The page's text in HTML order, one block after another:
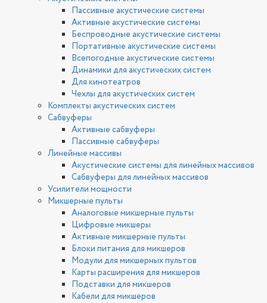
Пассивные акустические системы
Активные акустические системы
Беспроводные акустические системы
Портативные акустические системы
Всепогодные акустические системы
Динамики для акустических систем
Для кинотеатров
Чехлы для акустических систем
Комплекты акустических систем
Сабвуферы
Активные сабвуферы
Пассивные сабвуферы
Линейные массивы
Акустические системы для линейных массивов
Сабвуферы для линейных массивов
Усилители мощности
Микшерные пульты
Аналоговые микшерные пульты
Цифровые микшеры
Активные микшерные пульты
Блоки питания для микшеров
Модули для микшерных пультов
Карты расширения для микшеров
Подставки для микшеров
Кабели для микшеров